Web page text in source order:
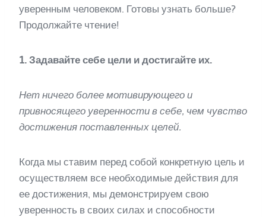
уверенным человеком. Готовы узнать больше?
Продолжайте чтение!
1. Задавайте себе цели и достигайте их.
Нет ничего более мотивирующего и
привносящего уверенности в себе, чем чувство
достижения поставленных целей.
Когда мы ставим перед собой конкретную цель и
осуществляем все необходимые действия для
ее достижения, мы демонстрируем свою
уверенность в своих силах и способности